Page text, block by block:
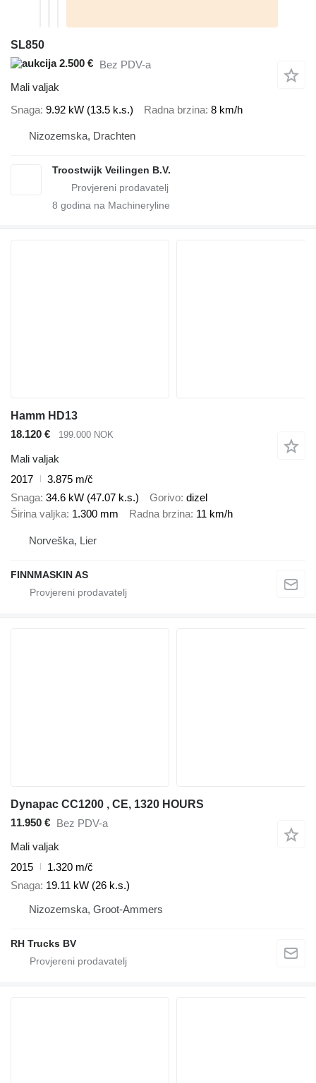
SL850
2.500 € Bez PDV-a
Mali valjak
Snaga 9.92 kW (13.5 k.s.) Radna brzina 8 km/h
Nizozemska, Drachten
Troostwijk Veilingen B.V.
8 godina na Machineryline
Hamm HD13
18.120 €
199.000 NOK
Mali valjak
2017
3.875 m/č
Snaga 34.6 kW (47.07 k.s.) Gorivo dizel
Širina valjka 1.300 mm Radna brzina 11 km/h
Norveška, Lier
FINNMASKIN AS
Dynapac CC1200 , CE, 1320 HOURS
11.950 € Bez PDV-a
Mali valjak
2015
1.320 m/č
Snaga 19.11 kW (26 k.s.)
Nizozemska, Groot-Ammers
RH Trucks BV